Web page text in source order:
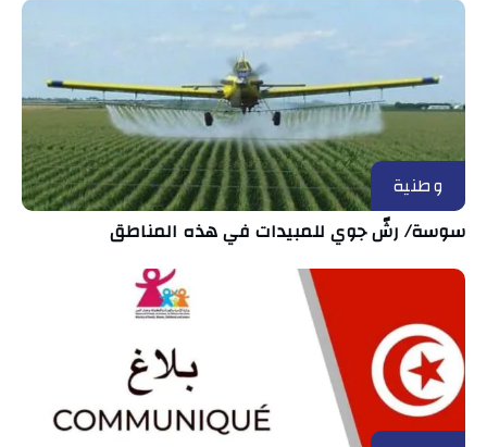
وطنية
سوسة/ رشّ جوي للمبيدات في هذه المناطق